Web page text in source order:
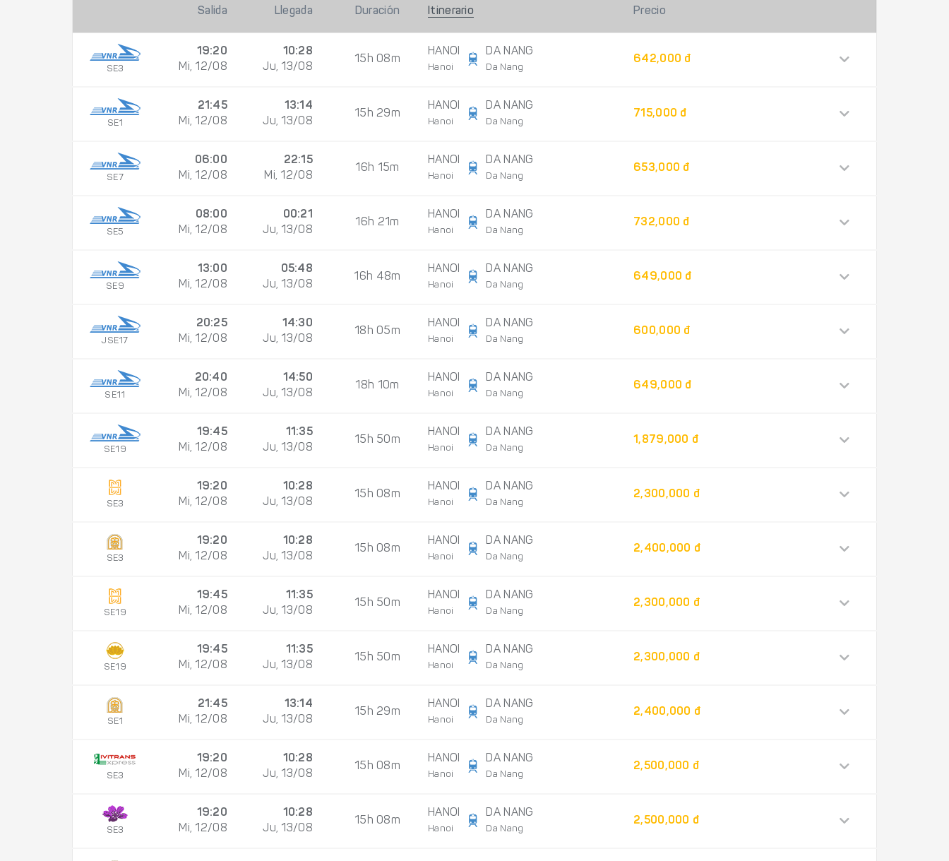
Salida Llegada Duración Itinerario Precio
SE3
19:20
Mi, 12/08
10:28
Ju, 13/08
15h 08m
HANOI
Hanoi
DA NANG
Da Nang
642,000 đ
SE1
21:45
Mi, 12/08
13:14
Ju, 13/08
15h 29m
HANOI
Hanoi
DA NANG
Da Nang
715,000 đ
SE7
06:00
Mi, 12/08
22:15
Mi, 12/08
16h 15m
HANOI
Hanoi
DA NANG
Da Nang
653,000 đ
SE5
08:00
Mi, 12/08
00:21
Ju, 13/08
16h 21m
HANOI
Hanoi
DA NANG
Da Nang
732,000 đ
SE9
13:00
Mi, 12/08
05:48
Ju, 13/08
16h 48m
HANOI
Hanoi
DA NANG
Da Nang
649,000 đ
JSE17
20:25
Mi, 12/08
14:30
Ju, 13/08
18h 05m
HANOI
Hanoi
DA NANG
Da Nang
600,000 đ
SE11
20:40
Mi, 12/08
14:50
Ju, 13/08
18h 10m
HANOI
Hanoi
DA NANG
Da Nang
649,000 đ
SE19
19:45
Mi, 12/08
11:35
Ju, 13/08
15h 50m
HANOI
Hanoi
DA NANG
Da Nang
1,879,000 đ
SE3
19:20
Mi, 12/08
10:28
Ju, 13/08
15h 08m
HANOI
Hanoi
DA NANG
Da Nang
2,300,000 đ
SE3
19:20
Mi, 12/08
10:28
Ju, 13/08
15h 08m
HANOI
Hanoi
DA NANG
Da Nang
2,400,000 đ
SE19
19:45
Mi, 12/08
11:35
Ju, 13/08
15h 50m
HANOI
Hanoi
DA NANG
Da Nang
2,300,000 đ
SE19
19:45
Mi, 12/08
11:35
Ju, 13/08
15h 50m
HANOI
Hanoi
DA NANG
Da Nang
2,300,000 đ
SE1
21:45
Mi, 12/08
13:14
Ju, 13/08
15h 29m
HANOI
Hanoi
DA NANG
Da Nang
2,400,000 đ
SE3
19:20
Mi, 12/08
10:28
Ju, 13/08
15h 08m
HANOI
Hanoi
DA NANG
Da Nang
2,500,000 đ
SE3
19:20
Mi, 12/08
10:28
Ju, 13/08
15h 08m
HANOI
Hanoi
DA NANG
Da Nang
2,500,000 đ